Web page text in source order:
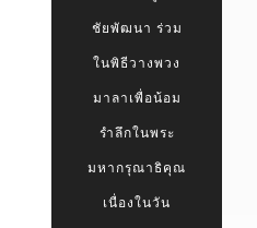
ชัยพัฒนา ร่วม
ในพิธีวางพวง
มาลาเพื่อน้อม
รำลึกในพระ
มหากรุณาธิคุณ
เนื่องในวัน